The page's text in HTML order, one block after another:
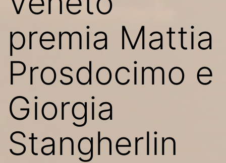
premia Mattia
Prosdocimo e
Giorgia
Stangherlin